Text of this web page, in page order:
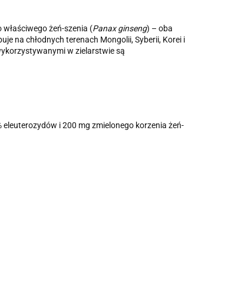
żeń-szenia (Panax ginseng) – oba
na chłodnych terenach Mongolii, Syberii, Korei i
w zielarstwie są
i 200 mg zmielonego korzenia żeń-